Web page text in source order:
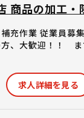
商品の加工・
充作業 従業員募
、大歓迎！！ ま
求人詳細を見る